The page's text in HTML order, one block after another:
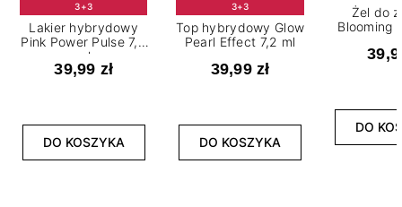
3+3
Lakier hybrydowy
Pink Power Pulse 7,2
ml
39,99 zł
DO KOSZYKA
3+3
Top hybrydowy Glow
Pearl Effect 7,2 ml
39,99 zł
DO KOSZYKA
Żel do
Blooming
DO